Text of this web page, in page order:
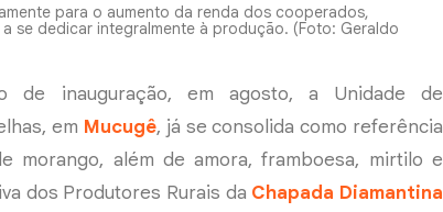
para o aumento da renda dos cooperados,
se dedicar integralmente à produção. (Foto: Geraldo
de inauguração, em agosto, a Unidade de
em Mucugê, já se consolida como referência
morango, além de amora, framboesa, mirtilo e
dos Produtores Rurais da Chapada Diamantina